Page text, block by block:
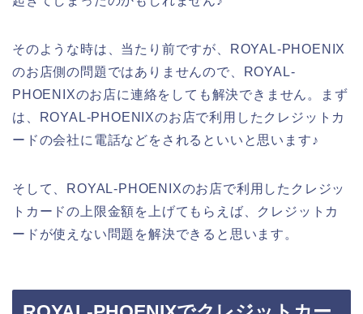
そのような時は、当たり前ですが、ROYAL-PHOENIX
のお店側の問題ではありませんので、ROYAL-
PHOENIXのお店に連絡をしても解決できません。まず
は、ROYAL-PHOENIXのお店で利用したクレジットカ
ードの会社に電話などをされるといいと思います♪
そして、ROYAL-PHOENIXのお店で利用したクレジッ
トカードの上限金額を上げてもらえば、クレジットカ
ードが使えない問題を解決できると思います。